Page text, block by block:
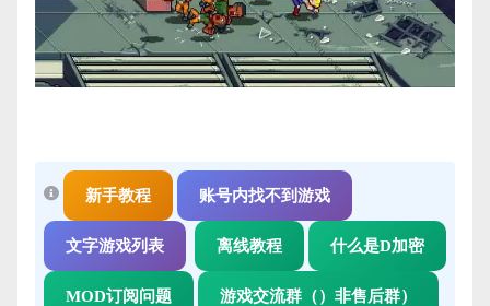
新手教程 账号内找不到游戏
文字游戏列表 离线教程 什么是D加密
MOD订阅问题 游戏交流群（）非售后群）